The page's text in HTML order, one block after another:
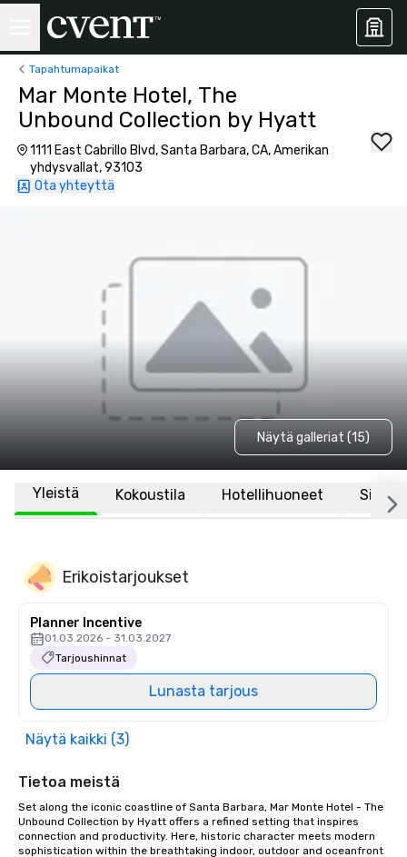
Tapahtumapaikat
Mar Monte Hotel, The
Unbound Collection by Hyatt
1111 East Cabrillo Blvd, Santa Barbara, CA, Amerikan
yhdysvallat, 93103
Ota yhteyttä
Näytä galleriat (15)
Yleistä Kokoustila Hotellihuoneet Sijainti
Erikoistarjoukset
Planner Incentive
01.03.2026 - 31.03.2027
Tarjoushinnat
Lunasta tarjous
Näytä kaikki (3)
Tietoa meistä
Set along the iconic coastline of Santa Barbara, Mar Monte Hotel - The
Unbound Collection by Hyatt offers a refined setting that inspires
connection and productivity. Here, historic character meets modern
sophistication within the breathtaking indoor, outdoor and oceanfront